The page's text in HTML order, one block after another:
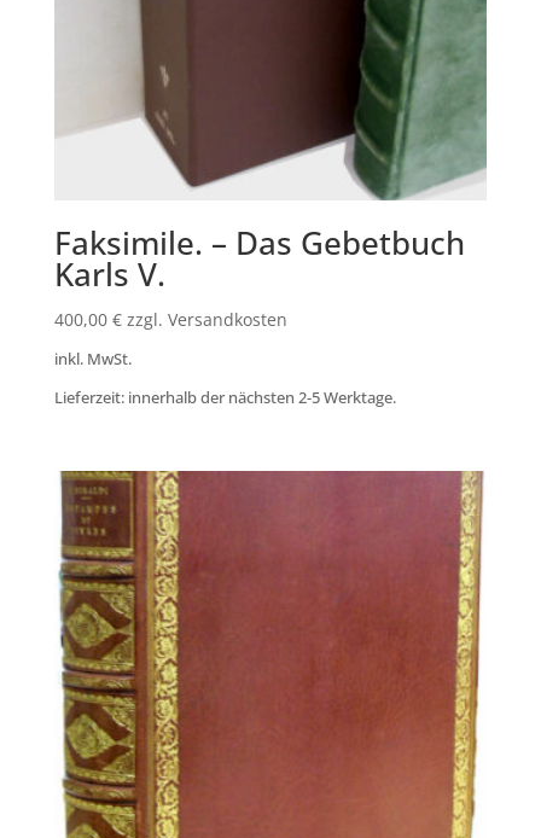
Faksimile. – Das Gebetbuch
Karls V.
400,00 € zzgl. Versandkosten
inkl. MwSt.
Lieferzeit: innerhalb der nächsten 2-5 Werktage.